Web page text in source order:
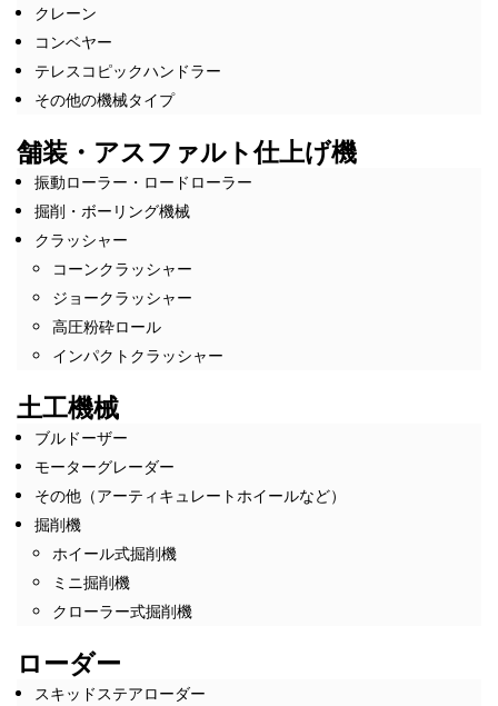
クレーン
コンベヤー
テレスコピックハンドラー
その他の機械タイプ
舗装・アスファルト仕上げ機
振動ローラー・ロードローラー
掘削・ボーリング機械
クラッシャー
コーンクラッシャー
ジョークラッシャー
高圧粉砕ロール
インパクトクラッシャー
土工機械
ブルドーザー
モーターグレーダー
その他（アーティキュレートホイールなど）
掘削機
ホイール式掘削機
ミニ掘削機
クローラー式掘削機
ローダー
スキッドステアローダー